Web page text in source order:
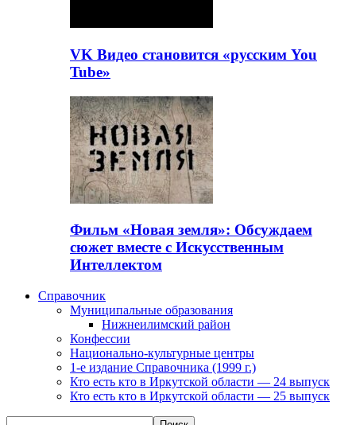
VK Видео становится «русским You
Tube»
Фильм «Новая земля»: Обсуждаем
сюжет вместе с Искусственным
Интеллектом
Справочник
Муниципальные образования
Нижнеилимский район
Конфессии
Национально-культурные центры
1-е издание Справочника (1999 г.)
Кто есть кто в Иркутской области — 24 выпуск
Кто есть кто в Иркутской области — 25 выпуск